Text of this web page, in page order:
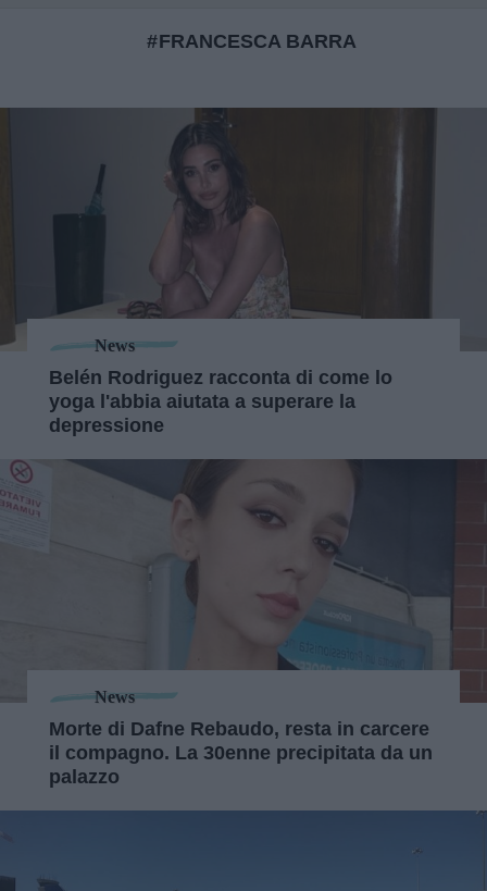
FRANCESCA BARRA
News
Belén Rodriguez racconta di come lo
yoga l'abbia aiutata a superare la
depressione
News
Morte di Dafne Rebaudo, resta in carcere
il compagno. La 30enne precipitata da un
palazzo